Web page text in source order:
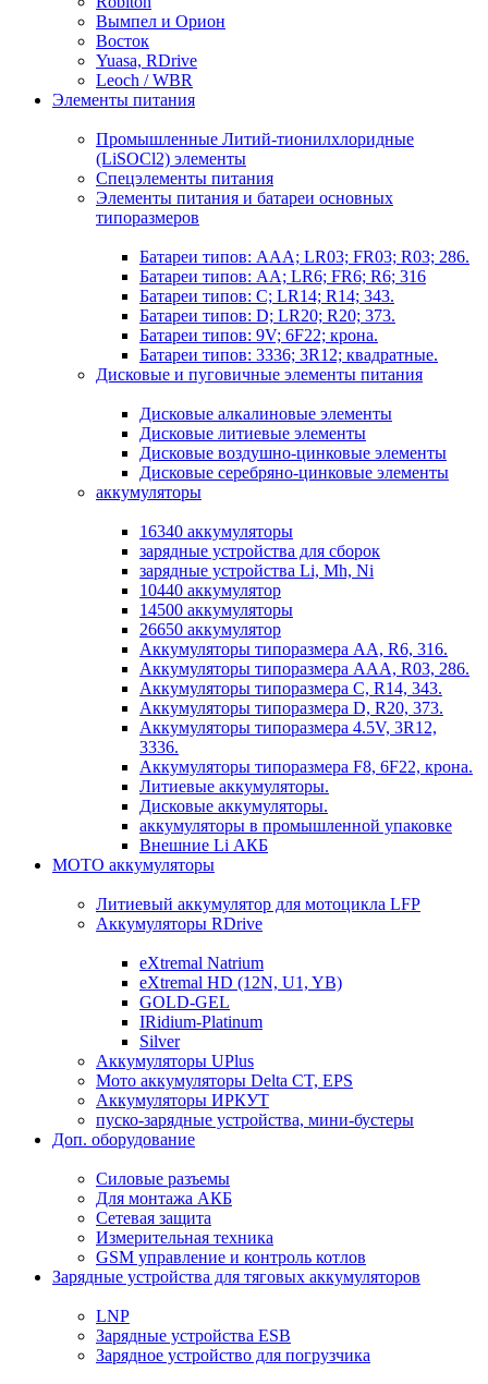
Вымпел и Орион
Восток
Yuasa, RDrive
Leoch / WBR
Элементы питания
Промышленные Литий-тионилхлоридные
(LiSOCl2) элементы
Спецэлементы питания
Элементы питания и батареи основных
типоразмеров
Батареи типов: AAA; LR03; FR03; R03; 286.
Батареи типов: AA; LR6; FR6; R6; 316
Батареи типов: C; LR14; R14; 343.
Батареи типов: D; LR20; R20; 373.
Батареи типов: 9V; 6F22; крона.
Батареи типов: 3336; 3R12; квадратные.
Дисковые и пуговичные элементы питания
Дисковые алкалиновые элементы
Дисковые литиевые элементы
Дисковые воздушно-цинковые элементы
Дисковые серебряно-цинковые элементы
аккумуляторы
16340 аккумуляторы
зарядные устройства для сборок
зарядные устройства Li, Mh, Ni
10440 аккумулятор
14500 аккумуляторы
26650 аккумулятор
Аккумуляторы типоразмера АА, R6, 316.
Аккумуляторы типоразмера ААА, R03, 286.
Аккумуляторы типоразмера С, R14, 343.
Аккумуляторы типоразмера D, R20, 373.
Аккумуляторы типоразмера 4.5V, 3R12,
3336.
Аккумуляторы типоразмера F8, 6F22, крона.
Литиевые аккумуляторы.
Дисковые аккумуляторы.
аккумуляторы в промышленной упаковке
Внешние Li АКБ
МОТО аккумуляторы
Литиевый аккумулятор для мотоцикла LFP
Аккумуляторы RDrive
eXtremal Natrium
eXtremal HD (12N, U1, YB)
GOLD-GEL
IRidium-Platinum
Silver
Аккумуляторы UPlus
Мото аккумуляторы Delta CT, EPS
Аккумуляторы ИРКУТ
пуско-зарядные устройства, мини-бустеры
Доп. оборудование
Силовые разъемы
Для монтажа АКБ
Сетевая защита
Измерительная техника
GSM управление и контроль котлов
Зарядные устройства для тяговых аккумуляторов
LNP
Зарядные устройства ESB
Зарядное устройство для погрузчика